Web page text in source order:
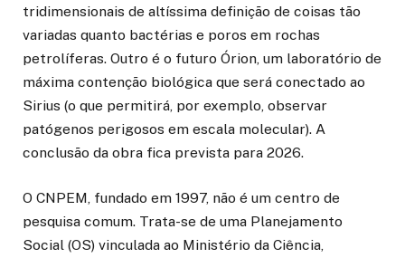
tridimensionais de altíssima definição de coisas tão
variadas quanto bactérias e poros em rochas
petrolíferas. Outro é o futuro Órion, um laboratório de
máxima contenção biológica que será conectado ao
Sirius (o que permitirá, por exemplo, observar
patógenos perigosos em escala molecular). A
conclusão da obra fica prevista para 2026.
O CNPEM, fundado em 1997, não é um centro de
pesquisa comum. Trata-se de uma Planejamento
Social (OS) vinculada ao Ministério da Ciência,